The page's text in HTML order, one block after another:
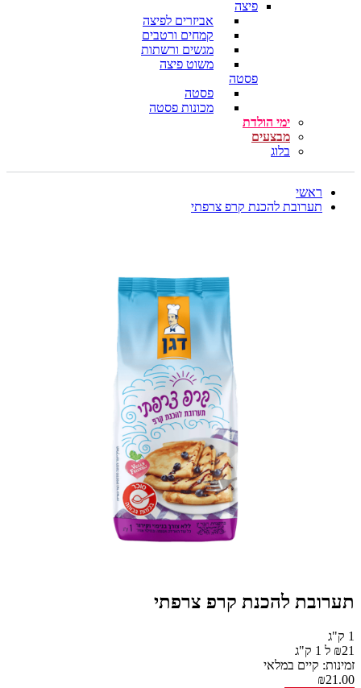
פיצה
אביזרים לפיצה
קמחים ורטבים
מגשים ורשתות
משוט פיצה
פסטה
פסטה
מכונות פסטה
ימי הולדת
מבצעים
בלוג
ראשי
תערובת להכנת קרפ צרפתי
תערובת להכנת קרפ צרפתי
1 ק"ג
₪21 ל 1 ק"ג
זמינות: קיים במלאי
₪21.00